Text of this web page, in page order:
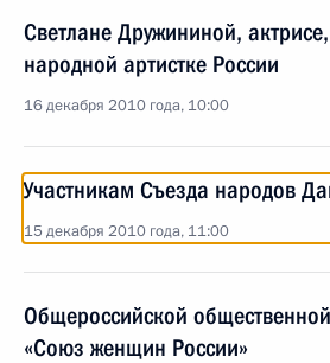
Светлане Дружининой,
народной артистке России
16 декабря 2010 года, 10:00
Участникам Съезда народов
15 декабря 2010 года, 11:00
Общероссийской
«Союз женщин России»